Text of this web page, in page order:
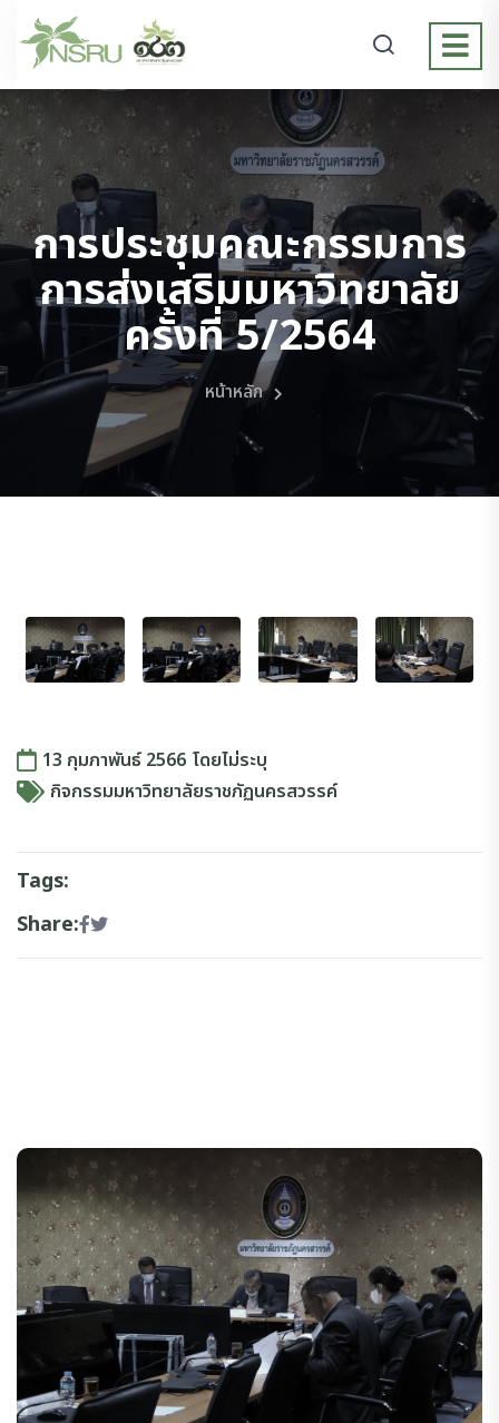
การประชุมคณะกรรมการ
การส่งเสริมมหาวิทยาลัย
ครั้งที่ 5/2564
หน้าหลัก
13 กุมภาพันธ์ 2566 โดยไม่ระบุ
กิจกรรมมหาวิทยาลัยราชภัฏนครสวรรค์
Tags:
Share: